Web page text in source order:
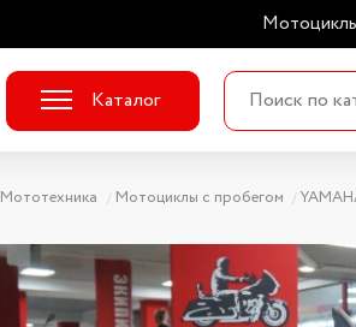
Мотоциклы
Каталог
Мототехника Мотоциклы с пробегом